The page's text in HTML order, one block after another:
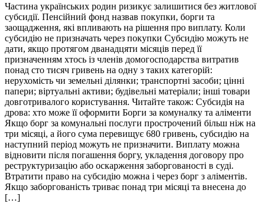
Частина українських родин ризикує залишитися без житлової
субсидії. Пенсійний фонд назвав покупки, борги та
заощадження, які впливають на рішення про виплату. Коли
субсидію не призначать через покупки Субсидію можуть не
дати, якщо протягом дванадцяти місяців перед її
призначенням хтось із членів домогосподарства витратив
понад сто тисяч гривень на одну з таких категорій:
нерухомість чи земельні ділянки; транспортні засоби; цінні
папери; віртуальні активи; будівельні матеріали; інші товари
довготривалого користування. Читайте також: Субсидія на
дрова: хто може її оформити Борги за комуналку та аліменти
Якщо борг за комунальні послуги прострочений більш ніж на
три місяці, а його сума перевищує 680 гривень, субсидію на
наступний період можуть не призначити. Виплату можна
відновити після погашення боргу, укладення договору про
реструктуризацію або оскарження заборгованості в суді.
Втратити право на субсидію можна і через борг з аліментів.
Якщо заборгованість триває понад три місяці та внесена до
[…]